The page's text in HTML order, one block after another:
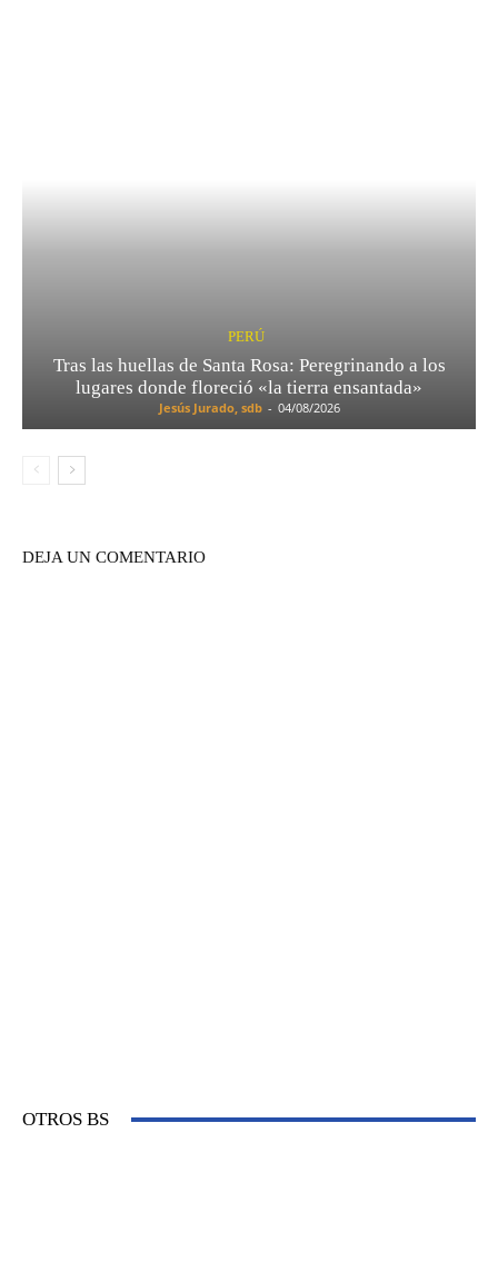
PERÚ
Tras las huellas de Santa Rosa: Peregrinando a los
lugares donde floreció «la tierra ensantada»
Jesús Jurado, sdb - 04/08/2026
DEJA UN COMENTARIO
OTROS BS